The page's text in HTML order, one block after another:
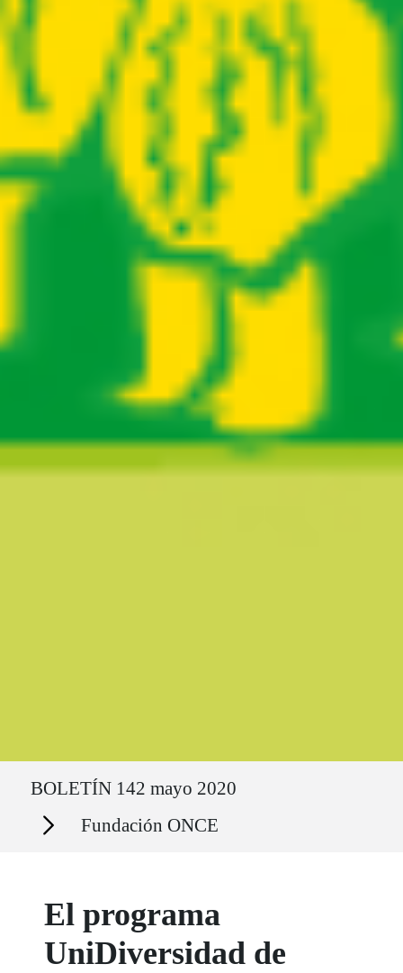
BOLETÍN 142 mayo 2020
Secciones Fundación ONCE
El programa
UniDiversidad de